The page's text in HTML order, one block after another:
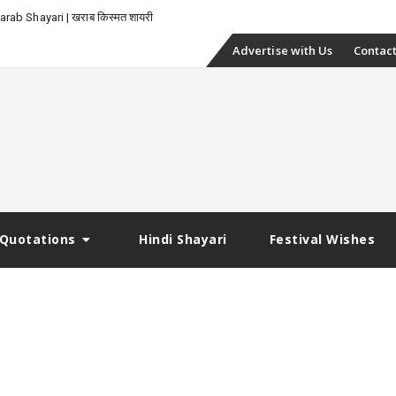
Shayari | खराब किस्मत शायरी
Skip
Advertise with Us
Quotations Hindi Shayari Festival Wishes